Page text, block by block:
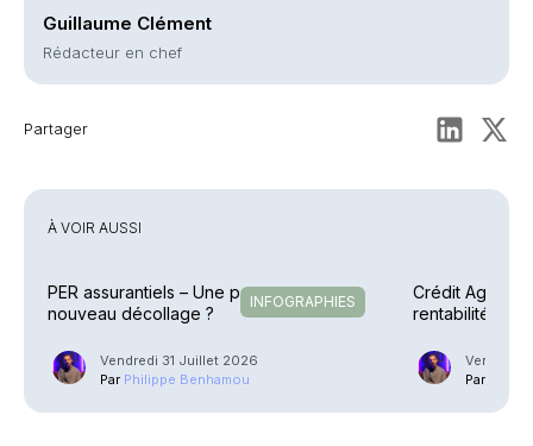
Guillaume Clément
Rédacteur en chef
Partager
À VOIR AUSSI
INFOGRAPHIES
PER assurantiels – Une pause avant un
nouveau décollage ?
Vendredi 31 Juillet 2026
Par Philippe Benhamou
Crédit
rentabilité en
Vendredi
Par